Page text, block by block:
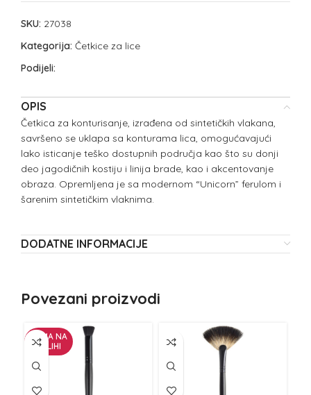
SKU: 27038
Kategorija: Četkice za lice
Podijeli:
OPIS
Četkica za konturisanje, izrađena od sintetičkih vlakana,
savršeno se uklapa sa konturama lica, omogućavajući
lako isticanje teško dostupnih područja kao što su donji
deo jagodičnih kostiju i linija brade, kao i akcentovanje
obraza. Opremljena je sa modernom “Unicorn” ferulom i
šarenim sintetičkim vlaknima.
DODATNE INFORMACIJE
Povezani proizvodi
NEMA NA
ZALIHI